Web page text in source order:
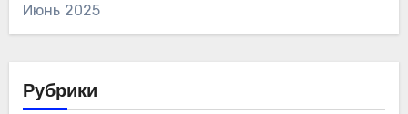
Июнь 2025
Рубрики